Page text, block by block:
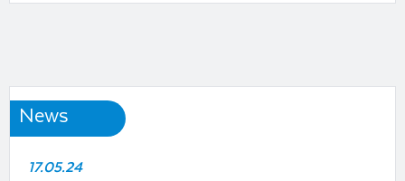
News
17.05.24